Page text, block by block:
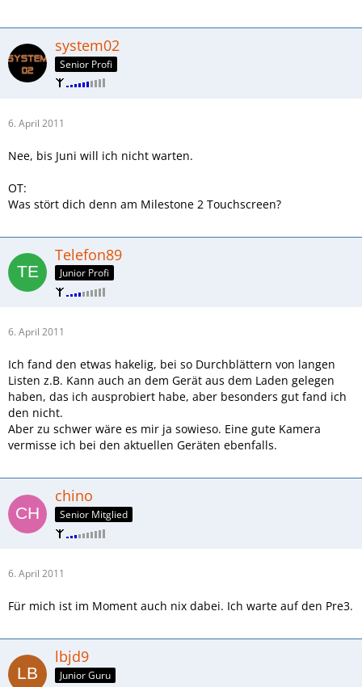
system02
Senior Profi
6. April 2011
Nee, bis Juni will ich nicht warten.
OT:
Was stört dich denn am Milestone 2 Touchscreen?
Telefon89
Junior Profi
6. April 2011
Ich fand den etwas hakelig, bei so Durchblättern von langen
Listen z.B. Kann auch an dem Gerät aus dem Laden gelegen
haben, das ich ausprobiert habe, aber besonders gut fand ich
den nicht.
Aber zu schwer wäre es mir ja sowieso. Eine gute Kamera
vermisse ich bei den aktuellen Geräten ebenfalls.
chino
Senior Mitglied
6. April 2011
Für mich ist im Moment auch nix dabei. Ich warte auf den Pre3.
lbjd9
Junior Guru